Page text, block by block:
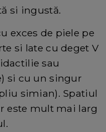
si ingustă.
exces de piele pe
si late cu deget V
sau
si cu un singur
simian). Spatiul
este mult mai larg